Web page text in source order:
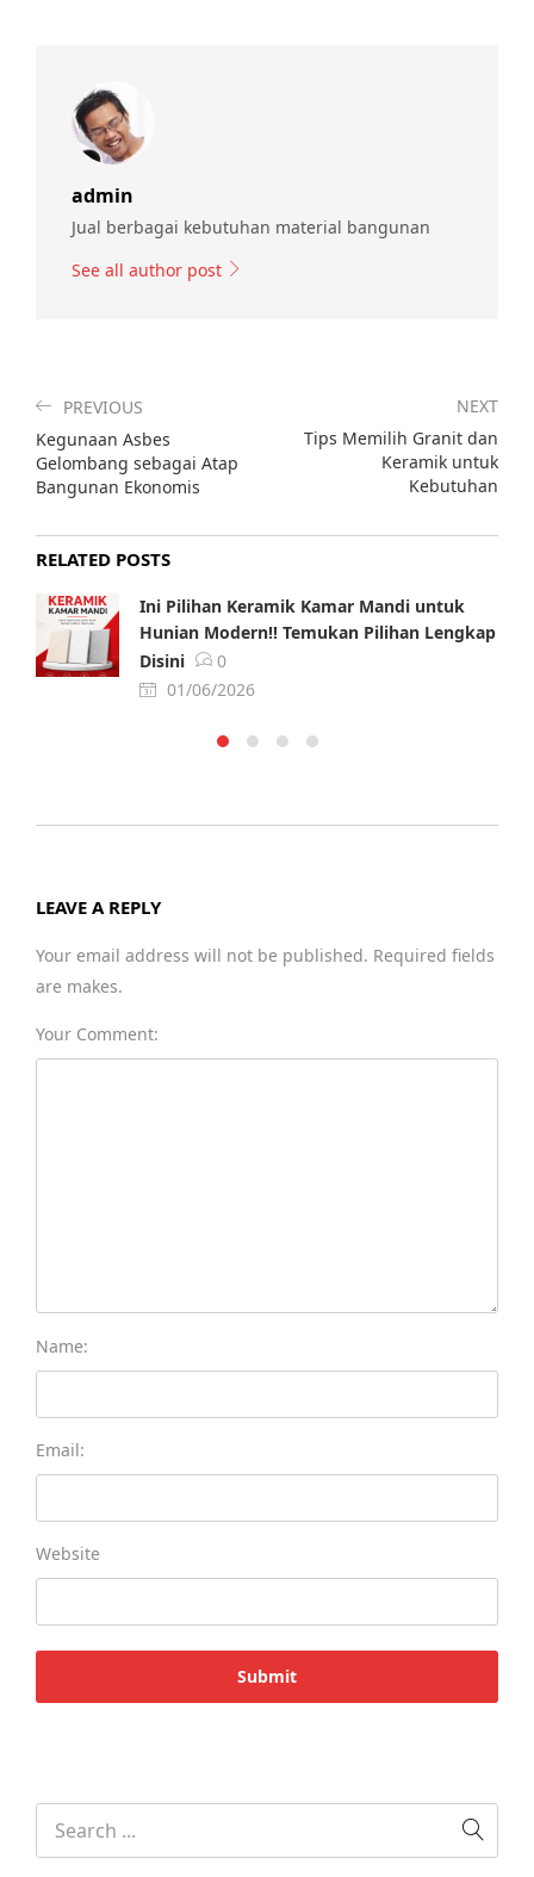
admin
Jual berbagai kebutuhan material bangunan
See all author post
PREVIOUS
Kegunaan Asbes
Gelombang sebagai Atap
Bangunan Ekonomis
NEXT
Tips Memilih Granit dan
Keramik untuk
Kebutuhan
RELATED POSTS
Ini Pilihan Keramik Kamar Mandi untuk
Hunian Modern!! Temukan Pilihan Lengkap
Disini
0
01/06/2026
LEAVE A REPLY
Your email address will not be published. Required fields
are makes.
Your Comment:
Name:
Email:
Website